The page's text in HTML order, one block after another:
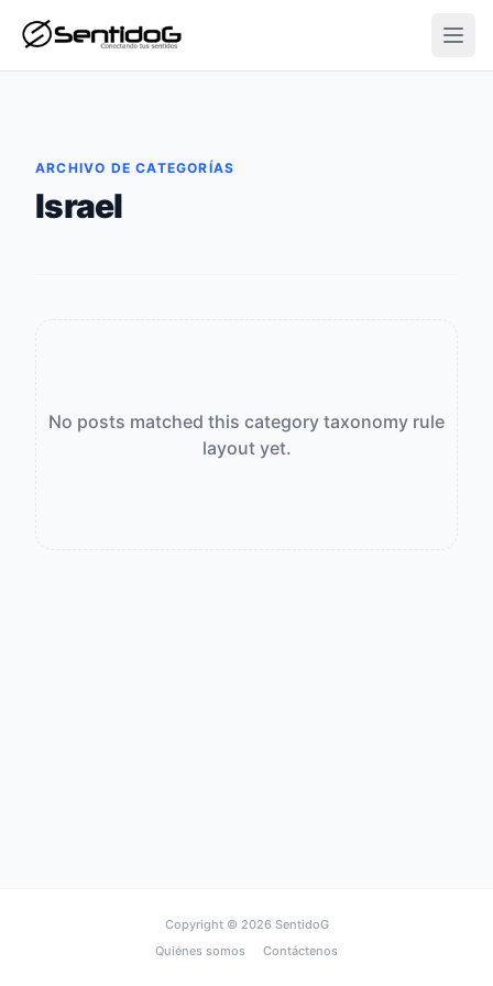
ARCHIVO DE CATEGORÍAS
Israel
No posts matched this category taxonomy rule
layout yet.
Copyright © 2026 SentidoG
Quiénes somos
Contáctenos